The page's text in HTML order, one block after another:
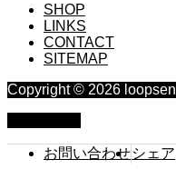
SHOP
LINKS
CONTACT
SITEMAP
Copyright © 2026
お問い合わせシェア